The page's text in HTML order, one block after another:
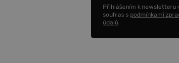
Přihlášením k newsletteru
souhlas s podmínkami
údajů.